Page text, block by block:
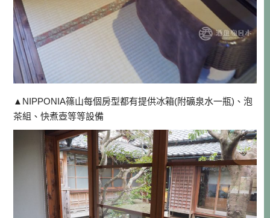
▲NIPPONIA篠山每個房型都有提供冰箱(附礦泉水一瓶)、泡
茶組、快煮壺等等設備